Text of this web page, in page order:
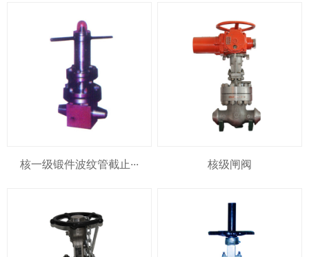
核一级锻件波纹管截止··· 核级闸阀